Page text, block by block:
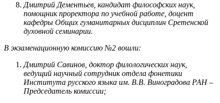
Дмитрий Дементьев, кандидат философских наук,
помощник проректора по учебной работе, доцент
кафедры Общих гуманитарных дисциплин Сретенской
духовной семинарии.
В экзаменационную комиссию №2 вошли:
Дмитрий Савинов, доктор филологических наук,
ведущий научный сотрудник отдела фонетики
Института русского языка им. В.В. Виноградова РАН –
Председатель комиссии;